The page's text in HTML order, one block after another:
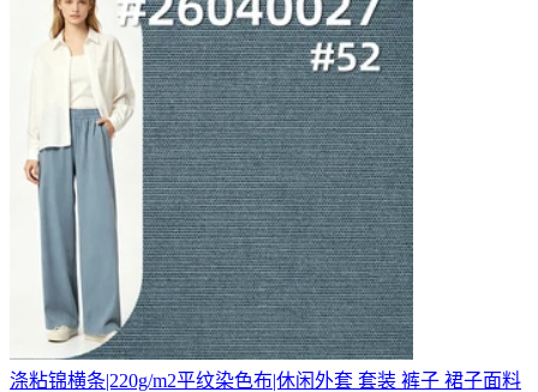
涤粘锦横条|220g/m2平纹染色布|休闲外套 套装 裤子 裙子面料